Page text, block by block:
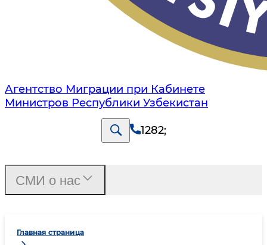
Агентство Миграции при Кабинете
Министров Республики Узбекистан
1282;
Главная страница
СМИ о нас